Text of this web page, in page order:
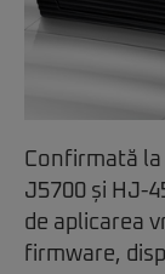
Confirmată la
J5700 și HJ-
de aplicarea
firmware,